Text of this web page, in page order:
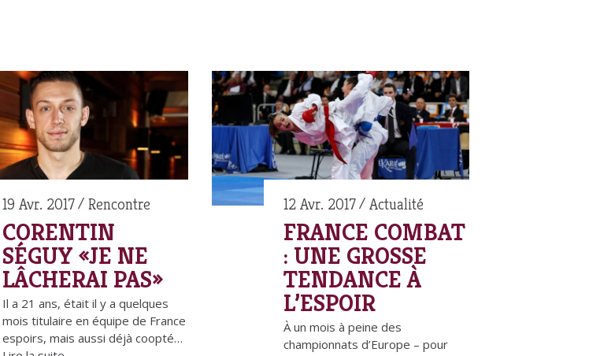
19 Avr. 2017 Rencontre
CORENTIN
SÉGUY «JE NE
LÂCHERAI PAS»
Il a 21 ans, était il y a quelques
mois titulaire en équipe de France
espoirs, mais aussi déjà coopté…
12 Avr. 2017 Actualité
FRANCE COMBAT
: UNE GROSSE
TENDANCE À
L’ESPOIR
À un mois à peine des
championnats d’Europe – pour